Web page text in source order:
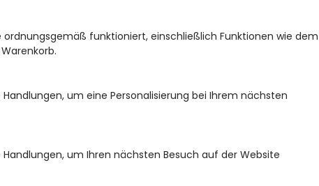
funktioniert, einschließlich Funktionen wie dem
um eine Personalisierung bei Ihrem nächsten
um Ihren nächsten Besuch auf der Website